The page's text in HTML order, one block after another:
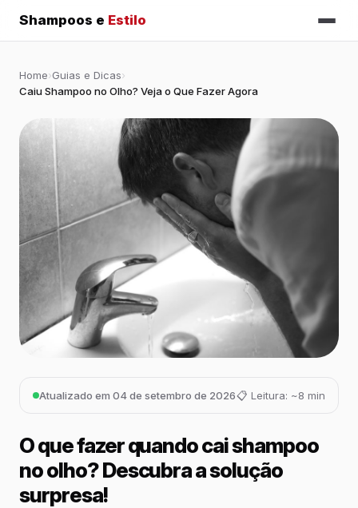
Shampoos e Estilo
Home›Guias e Dicas›
Caiu Shampoo no Olho? Veja o Que Fazer Agora
Atualizado em 04 de setembro de 2026📋 Leitura: ~8 min
O que fazer quando cai shampoo
no olho? Descubra a solução
surpresa!